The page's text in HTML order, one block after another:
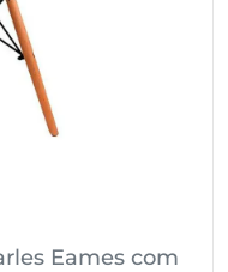
Eames com